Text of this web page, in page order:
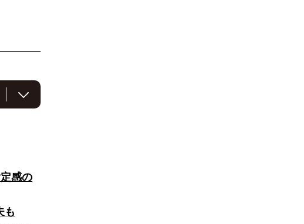
ーの
とい
的に
感の
も